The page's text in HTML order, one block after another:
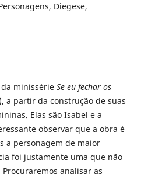
Diegese,
minissérie Se eu fechar os
a partir da construção de suas
Elas são Isabel e a
observar que a obra é
a personagem de maior
foi justamente uma que não
analisar as